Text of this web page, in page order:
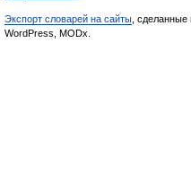
Экспорт словарей на сайты , сделанные
WordPress, MODx.